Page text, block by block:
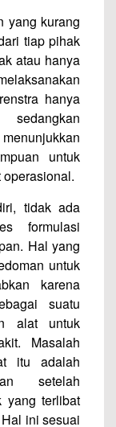
yang kurang
tiap pihak
atau hanya
hanya
untuk
tidak ada
formulasi
Hal yang
untuk
karena
suatu
alat untuk
Masalah
itu adalah
setelah
yang terlibat
ini sesuai